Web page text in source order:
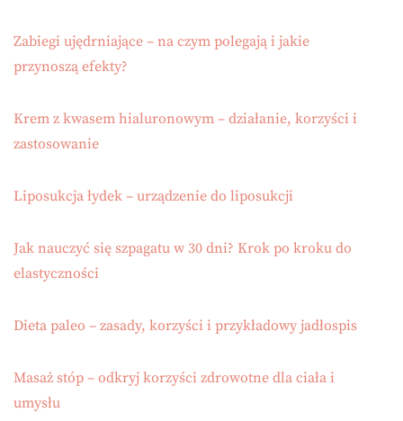
Zabiegi ujędrniające – na czym polegają i jakie
przynoszą efekty?
Krem z kwasem hialuronowym – działanie, korzyści i
zastosowanie
Liposukcja łydek – urządzenie do liposukcji
Jak nauczyć się szpagatu w 30 dni? Krok po kroku do
elastyczności
Dieta paleo – zasady, korzyści i przykładowy jadłospis
Masaż stóp – odkryj korzyści zdrowotne dla ciała i
umysłu